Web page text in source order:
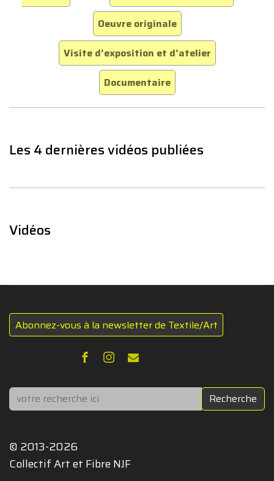
Oeuvre originale
Visite d'exposition et d'atelier
Documentaire
Les 4 dernières vidéos publiées
Vidéos
Abonnez-vous à la newsletter de Textile/Art
Rechercher Recherche
© 2013-2026
Collectif Art et Fibre NJF